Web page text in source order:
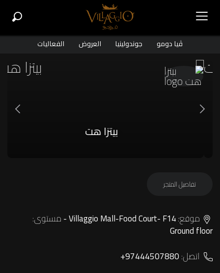
ڤيا دومو جوندولينيا العروض الفعاليات
بيتزا هت
تفاصيل المتجر
موقع:Villaggio Mall-Food Court- F14 - مستوى:
Ground floor
اتصل:+97444507880